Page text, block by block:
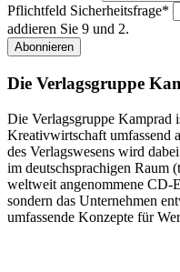
Pflichtfeld Sicherheitsfrage*
addieren Sie 9 und 2.
Abonnieren
Die Verlagsgruppe
Die Verlagsgruppe Kamprad
Kreativwirtschaft umfassend
des Verlagswesens wird
im deutschsprachigen Raum
weltweit angenommene CD-
sondern das Unternehmen
umfassende Konzepte für